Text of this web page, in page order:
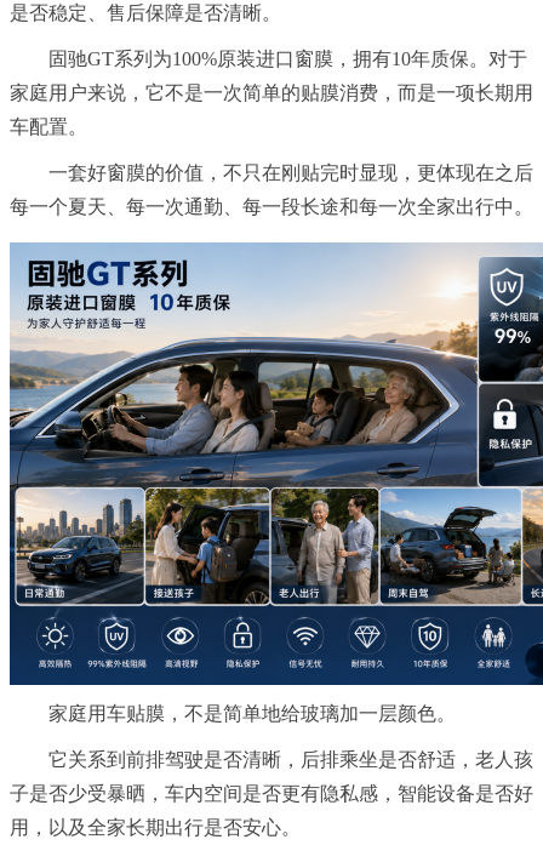
是否稳定、售后保障是否清晰。
固驰GT系列为100%原装进口窗膜，拥有10年质保。对于
家庭用户来说，它不是一次简单的贴膜消费，而是一项长期用
车配置。
一套好窗膜的价值，不只在刚贴完时显现，更体现在之后
每一个夏天、每一次通勤、每一段长途和每一次全家出行中。
家庭用车贴膜，不是简单地给玻璃加一层颜色。
它关系到前排驾驶是否清晰，后排乘坐是否舒适，老人孩
子是否少受暴晒，车内空间是否更有隐私感，智能设备是否好
用，以及全家长期出行是否安心。